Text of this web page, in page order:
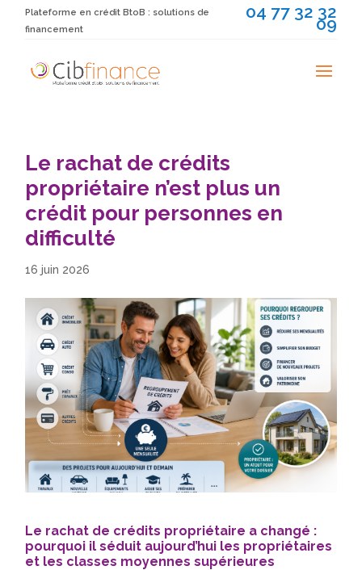
Plateforme en crédit BtoB : solutions de
financement
04 77 32 32
09
Le rachat de crédits
propriétaire n’est plus un
crédit pour personnes en
difficulté
16 juin 2026
Le rachat de crédits propriétaire a changé :
pourquoi il séduit aujourd’hui les propriétaires
et les classes moyennes supérieures